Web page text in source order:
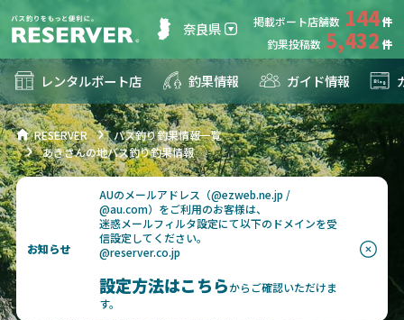
奈良県 掲載ボート店舗数 144
釣果投稿数 5,432
レンタルボート店 釣果情報 ガイド情報
RESERVER
バス釣り釣果情報一覧
あきさんの地バス釣り釣果情報
お知らせ
AUのメールアドレス（@ezweb.ne.jp /
@au.com）をご利用のお客様は、
迷惑メールフィルタ設定にて以下のドメインを受
信設定してください。
@reserver.co.jp
設定方法はこちらからご確認いただけま
す。